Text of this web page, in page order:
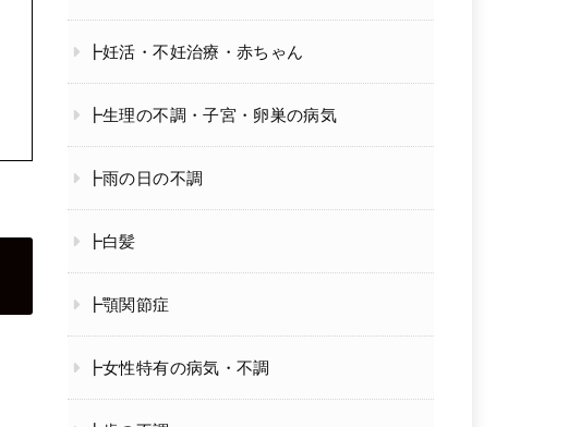
┣妊活・不妊治療・赤ちゃん
┣生理の不調・子宮・卵巣の病気
┣雨の日の不調
┣白髪
┣顎関節症
┣女性特有の病気・不調